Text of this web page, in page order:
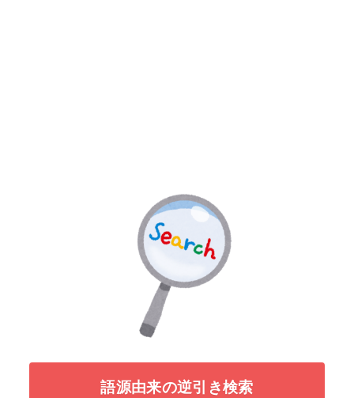
語源由来の逆引き検索